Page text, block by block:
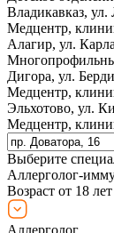
Владикавказ, ул.
Медцентр,
Алагир, ул.
Дигора, ул.
Медцентр,
Эльхотово, ул.
Медцентр,
Выберите
Аллерголог-
Возраст от 18 лет
Аллерголог